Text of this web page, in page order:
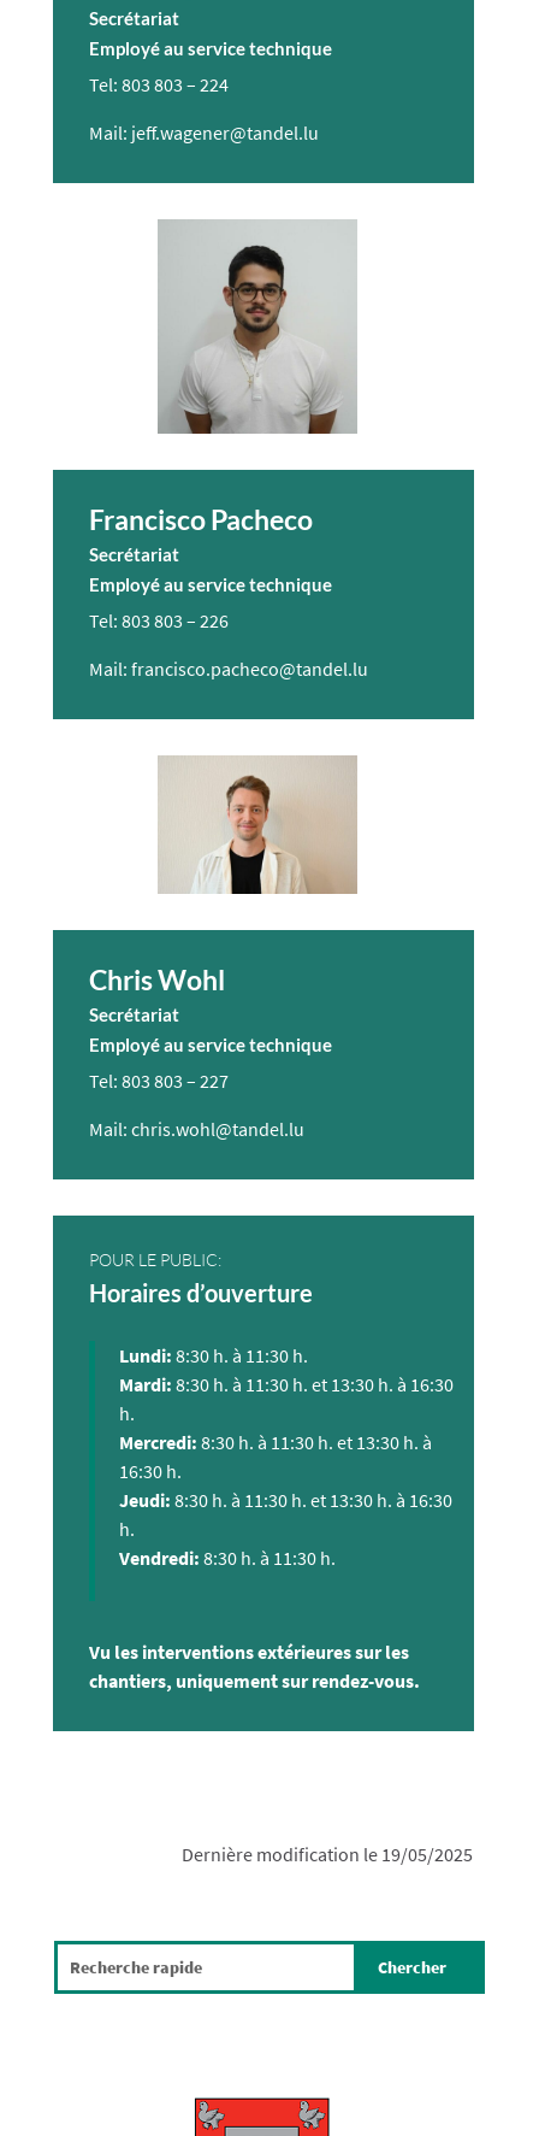
Secrétariat
Employé au service technique
Tel: 803 803 – 224​
Mail: jeff.wagener@tandel.lu
Francisco Pacheco
Secrétariat
Employé au service technique
Tel: 803 803 – 226​
Mail: francisco.pacheco@tandel.lu
Chris Wohl
Secrétariat
Employé au service technique
Tel: 803 803 – 227
Mail: chris.wohl@tandel.lu
POUR LE PUBLIC:
Horaires d’ouverture
Lundi: 8:30 h. à 11:30 h.
Mardi: 8:30 h. à 11:30 h. et 13:30 h. à 16:30
h.
Mercredi: 8:30 h. à 11:30 h. et 13:30 h. à
16:30 h.
Jeudi: 8:30 h. à 11:30 h. et 13:30 h. à 16:30
h.
Vendredi: 8:30 h. à 11:30 h.
Vu les interventions extérieures sur les
chantiers, uniquement sur rendez-vous.
Dernière modification le 19/05/2025